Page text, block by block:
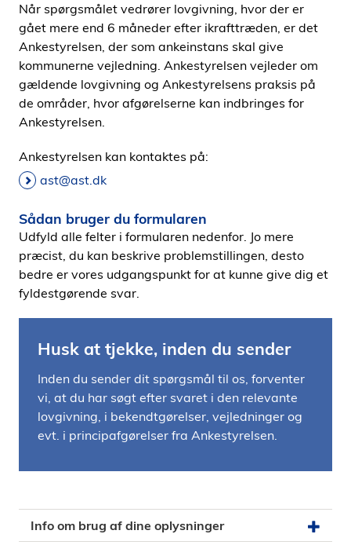
Når spørgsmålet vedrører lovgivning, hvor der er
gået mere end 6 måneder efter ikrafttræden, er det
Ankestyrelsen, der som ankeinstans skal give
kommunerne vejledning. Ankestyrelsen vejleder om
gældende lovgivning og Ankestyrelsens praksis på
de områder, hvor afgørelserne kan indbringes for
Ankestyrelsen.
Ankestyrelsen kan kontaktes på:
ast@ast.dk
Sådan bruger du formularen
Udfyld alle felter i formularen nedenfor. Jo mere
præcist, du kan beskrive problemstillingen, desto
bedre er vores udgangspunkt for at kunne give dig et
fyldestgørende svar.
Husk at tjekke, inden du sender
Inden du sender dit spørgsmål til os, forventer
vi, at du har søgt efter svaret i den relevante
lovgivning, i bekendtgørelser, vejledninger og
evt. i principafgørelser fra Ankestyrelsen.
Info om brug af dine oplysninger